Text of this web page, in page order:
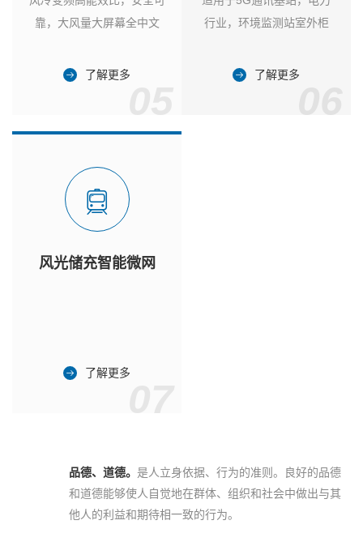
靠，大风量大屏幕全中文
了解更多
行业，环境监测站室外柜
了解更多
风光储充智能微网
了解更多
品德、道德。 是人立身依据、行为的准则。良好的品德
和道德能够使人自觉地在群体、组织和社会中做出与其
他人的利益和期待相一致的行为。